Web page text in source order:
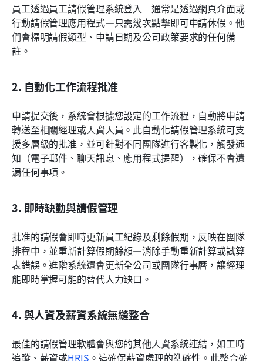
員工透過員工請假管理系統登入—通常是透過網頁介面或
行動請假管理應用程式—只需幾次點擊即可申請休假。他
們會標明請假類型、申請日期及公司政策要求的任何備
註。
2. 自動化工作流程批准
申請提交後，系統會根據您設定的工作流程，自動將申請
轉送至相關經理或人資人員。此自動化請假管理系統可支
援多層級的批准，並可針對不同團隊進行客製化，觸發通
知（電子郵件、聊天訊息、應用程式提醒），確保不會遺
漏任何事項。
3. 即時缺勤與請假管理
批准的請假會即時更新員工紀錄及剩餘假期，反映在團隊
排程中，並重新計算假期餘額—消除手動重新計算或試算
表錯誤。進階系統還會更新全公司或團隊行事曆，讓經理
能即時掌握可能的替代人力缺口。
4. 與人資及薪資系統無縫整合
最佳的請假管理軟體會與您的其他人資系統連結，如工時
追蹤、薪資或HRIS 。這確保薪資處理的準確性。此整合確